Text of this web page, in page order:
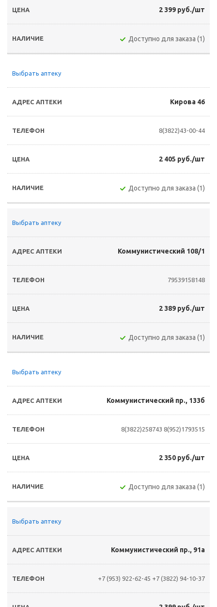
2 399 руб./шт
Доступно для заказа (1)
Выбрать аптеку
Кирова 46
8(3822)43-00-44
2 405 руб./шт
Доступно для заказа (1)
Выбрать аптеку
Коммунистический 108/1
79539158148
2 389 руб./шт
Доступно для заказа (1)
Выбрать аптеку
Коммунистический пр., 133б
8(3822)258743 8(952)1793515
2 350 руб./шт
Доступно для заказа (1)
Выбрать аптеку
Коммунистический пр., 91а
+7 (953) 922-62-45 +7 (3822) 94-10-37